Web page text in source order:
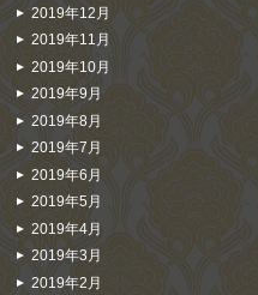
2019年12月
2019年11月
2019年10月
2019年9月
2019年8月
2019年7月
2019年6月
2019年5月
2019年4月
2019年3月
2019年2月